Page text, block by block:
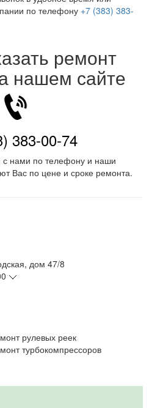
по телефону +7 (383) 383-
ремонт
нашем сайте
383-00-74
с нами по телефону и наши
Вас по цене и сроке ремонта.
дом 47/8
рулевых реек
турбокомпрессоров